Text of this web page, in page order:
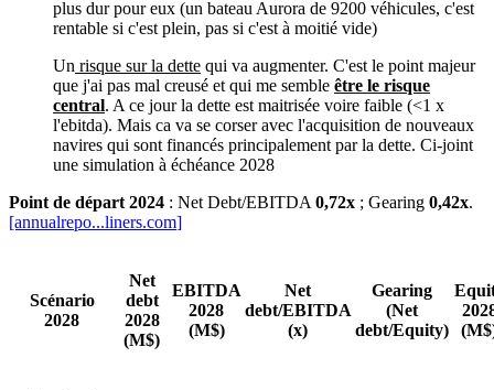
plus dur pour eux (un bateau Aurora de 9200 véhicules, c'est
rentable si c'est plein, pas si c'est à moitié vide)
Un risque sur la dette qui va augmenter. C'est le point majeur
que j'ai pas mal creusé et qui me semble être le risque
central. A ce jour la dette est maitrisée voire faible (<1 x
l'ebitda). Mais ca va se corser avec l'acquisition de nouveaux
navires qui sont financés principalement par la dette. Ci-joint
une simulation à échéance 2028
Point de départ 2024 : Net Debt/EBITDA 0,72x ; Gearing 0,42x.
[annualrepo...liners.com]
Scénario
2028
Net
debt
2028
(M$)
EBITDA
2028
(M$)
Net
debt/EBITDA
(x)
Gearing
(Net
debt/Equity)